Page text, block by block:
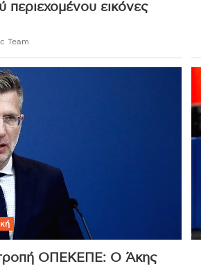
περιεχομένου εικόνες
Team
ΟΠΕΚΕΠΕ: Ο Άκης